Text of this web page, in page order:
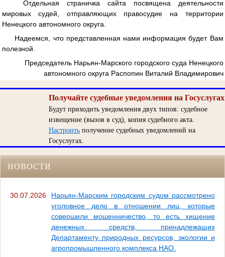
Отдельная страничка сайта посвящена деятельности
мировых судей, отправляющих правосудие на территории
Ненецкого автономного округа.
Надеемся, что представленная нами информация будет Вам
полезной.
Председатель Нарьян-Марского городского суда Ненецкого
автономного округа Распопин Виталий Владимирович
Получайте судебные уведомления на Госуслугах
Будут приходить уведомления двух типов: судебное
извещение (вызов в суд), копия судебного акта.
Настроить получение судебных уведомлений на
Госуслугах.
НОВОСТИ
30.07.2026
Нарьян-Марским городским судом рассмотрено
уголовное дело в отношении лиц, которые
совершили мошенничество, то есть хищение
денежных средств, принадлежащих
Департаменту природных ресурсов, экологии и
агропромышленного комплекса НАО.